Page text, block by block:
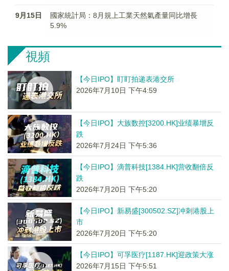
9月15日
國家統計局：8月規上工業天然氣產量同比增長
5.9%
視頻
【今日IPO】盯盯拍递表港交所
2026年7月10日 下午4:59
【今日IPO】大族数控[3200.HK]业绩暴增反
跌
2026年7月24日 下午5:36
【今日IPO】滴普科技[1384.HK]营收翻倍反
跌
2026年7月20日 下午5:20
【今日IPO】新易盛[300502.SZ]冲刺港股上
市
2026年7月20日 下午5:20
【今日IPO】可孚医疗[1187.HK]迎政策大涨
2026年7月15日 下午5:51